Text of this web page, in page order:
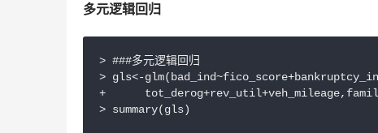
多元逻辑回归
> ###多元逻辑回归
> gls<-
+
> summary(gls)